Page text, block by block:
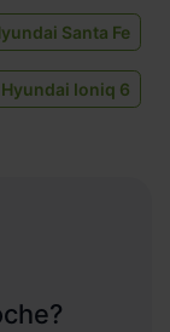
Santa Fe
Hyundai Ioniq 6